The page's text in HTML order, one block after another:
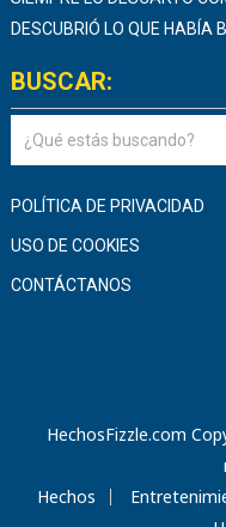
DESCUBRIÓ LO QUE HABÍA
BUSCAR:
POLÍTICA DE PRIVACIDAD
USO DE COOKIES
CONTÁCTANOS
HechosFizzle.com
Hechos